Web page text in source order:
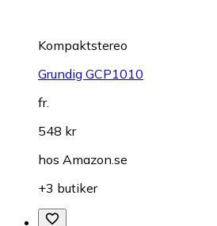
Kompaktstereo
Grundig GCP1010
fr.
548 kr
hos Amazon.se
+3 butiker